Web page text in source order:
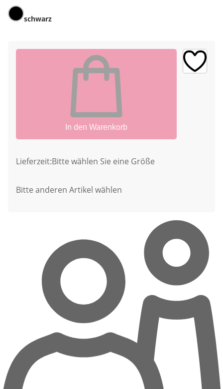
schwarz
In den Warenkorb
Lieferzeit:Bitte wählen Sie eine Größe
Bitte anderen Artikel wählen